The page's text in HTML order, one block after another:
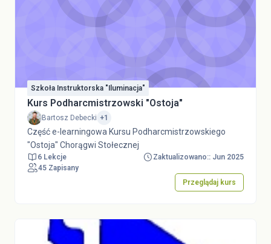
Szkoła Instruktorska "Iluminacja"
Kurs Podharcmistrzowski "Ostoja"
Bartosz Debecki +1
Część e-learningowa Kursu Podharcmistrzowskiego
"Ostoja" Chorągwi Stołecznej
6 Lekcje
Zaktualizowano:: Jun 2025
45 Zapisany
Przeglądaj kurs